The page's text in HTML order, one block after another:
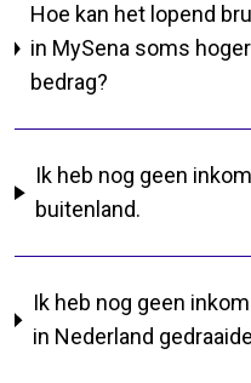
Hoe kan het lopend
in MySena soms
bedrag?
Ik heb nog geen
buitenland.
Ik heb nog geen
in Nederland